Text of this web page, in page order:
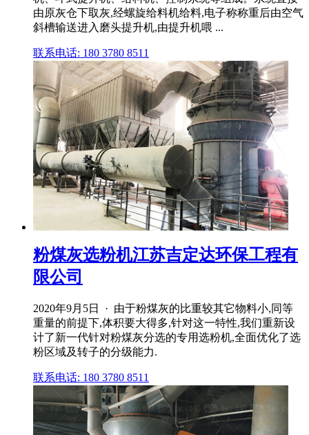
由原灰仓下取灰,经螺旋给料机给料,电子称称重后由空气
斜槽输送进入磨头提升机,由提升机喂 ...
联系电话: 180 3780 8511
粉煤灰选粉机江苏吉定达环保工程有
限公司
2020年9月5日 · 由于粉煤灰的比重较其它物料小,同等
重量的前提下,体积要大得多,针对这一特性,我们重新设
计了新一代针对粉煤灰分选的专用选粉机,全面优化了选
粉区域及转子的分级能力.
联系电话: 180 3780 8511